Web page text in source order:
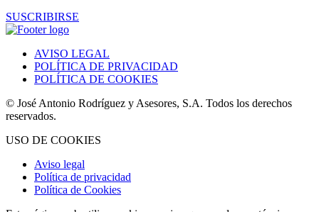
SUSCRIBIRSE
AVISO LEGAL
POLÍTICA DE PRIVACIDAD
POLÍTICA DE COOKIES
© José Antonio Rodríguez y Asesores, S.A. Todos los derechos
reservados.
USO DE COOKIES
Aviso legal
Política de privacidad
Política de Cookies